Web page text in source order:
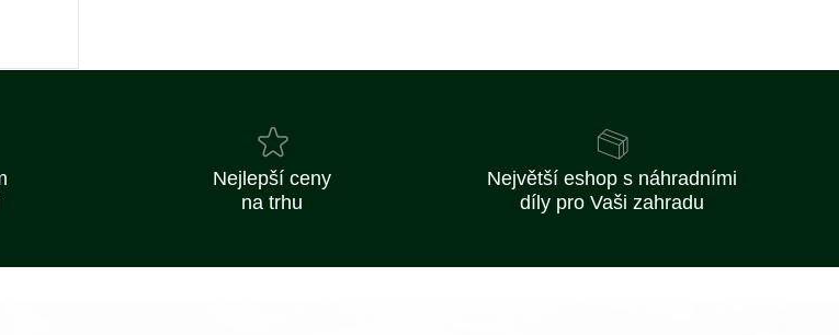
Nejlepší ceny
na trhu
Největší eshop s náhradními
díly pro Vaši zahradu